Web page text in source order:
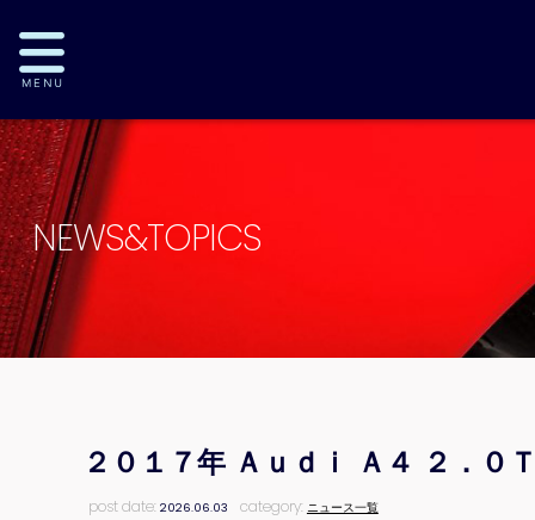
NEWS&TOPICS
２０１７年 Ａｕｄｉ Ａ４ ２．
post date:2026.06.03 category: ニュース一覧